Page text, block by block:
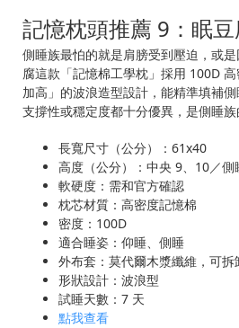
記憶枕頭推薦 9：眠
側睡族最怕的就是肩膀受到壓迫，或
腐這款「記憶棉工學枕」採用 100D
加高」的波浪造型設計，能精準填補
支撐性或穩定度都十分優異，是側睡族
長寬尺寸（公分）：61x40
高度（公分）：中央 9、10／側
軟硬度：需和官方確認
枕芯材質：高密度記憶棉
密度：100D
適合睡姿：仰睡、側睡
外布套：莫代爾木漿纖維，可拆
形狀設計：波浪型
試睡天數：7 天
點我查看